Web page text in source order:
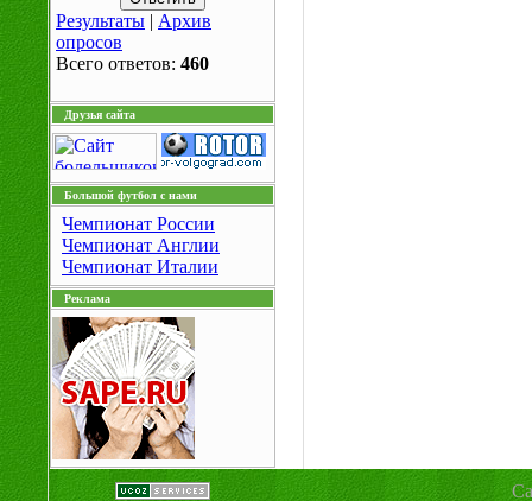
Результаты | Архив
опросов
Всего ответов: 460
Друзья сайта
Большой футбол с нами
Чемпионат России
Чемпионат Англии
Чемпионат Италии
Реклама